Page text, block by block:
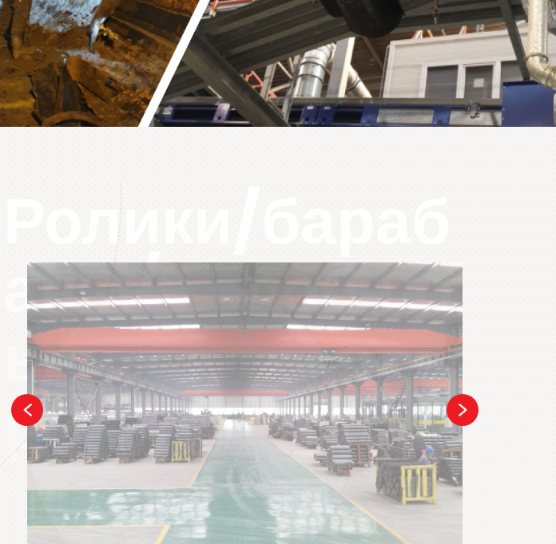
Ролики/бараб
аны/желобчат
ые роликоопо
ры/компонен
ты